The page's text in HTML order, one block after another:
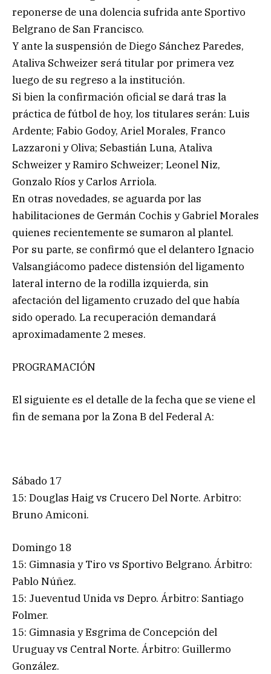
reponerse de una dolencia sufrida ante Sportivo
Belgrano de San Francisco.
Y ante la suspensión de Diego Sánchez Paredes,
Ataliva Schweizer será titular por primera vez
luego de su regreso a la institución.
Si bien la confirmación oficial se dará tras la
práctica de fútbol de hoy, los titulares serán: Luis
Ardente; Fabio Godoy, Ariel Morales, Franco
Lazzaroni y Oliva; Sebastián Luna, Ataliva
Schweizer y Ramiro Schweizer; Leonel Niz,
Gonzalo Ríos y Carlos Arriola.
En otras novedades, se aguarda por las
habilitaciones de Germán Cochis y Gabriel Morales
quienes recientemente se sumaron al plantel.
Por su parte, se confirmó que el delantero Ignacio
Valsangiácomo padece distensión del ligamento
lateral interno de la rodilla izquierda, sin
afectación del ligamento cruzado del que había
sido operado. La recuperación demandará
aproximadamente 2 meses.
PROGRAMACIÓN
El siguiente es el detalle de la fecha que se viene el
fin de semana por la Zona B del Federal A:
Sábado 17
15: Douglas Haig vs Crucero Del Norte. Arbitro:
Bruno Amiconi.
Domingo 18
15: Gimnasia y Tiro vs Sportivo Belgrano. Árbitro:
Pablo Núñez.
15: Jueventud Unida vs Depro. Árbitro: Santiago
Folmer.
15: Gimnasia y Esgrima de Concepción del
Uruguay vs Central Norte. Árbitro: Guillermo
González.